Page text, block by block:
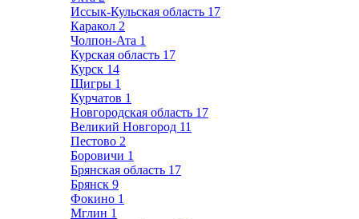
Иссык-Кульская область 17
Каракол 2
Чолпон-Ата 1
Курская область 17
Курск 14
Щигры 1
Курчатов 1
Новгородская область 17
Великий Новгород 11
Пестово 2
Боровичи 1
Брянская область 17
Брянск 9
Фокино 1
Мглин 1